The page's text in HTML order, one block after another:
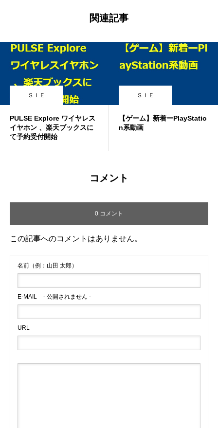
関連記事
ＳＩＥ
PULSE Explore ワイヤレス
イヤホン 、楽天ブックスに
て予約受付開始
ＳＩＥ
【ゲーム】新着ーPlayStatio
n系動画
コメント
0 コメント
この記事へのコメントはありません。
名前（例：山田 太郎）
E-MAIL - 公開されません -
URL